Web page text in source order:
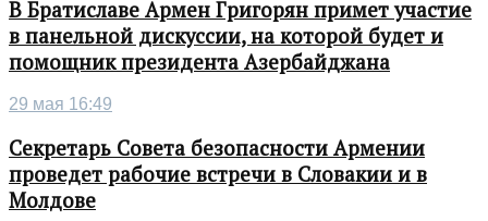
В Братиславе Армен Григорян примет участие
в панельной дискуссии, на которой будет и
помощник президента Азербайджана
29 мая 16:49
Секретарь Совета безопасности Армении
проведет рабочие встречи в Словакии и в
Молдове